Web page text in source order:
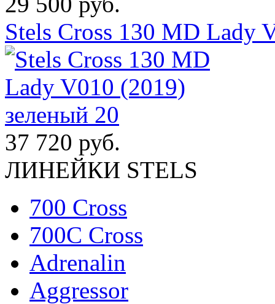
Stels Cross 130 MD Lady
37 720 руб.
ЛИНЕЙКИ STELS
700 Cross
700C Cross
Adrenalin
Aggressor